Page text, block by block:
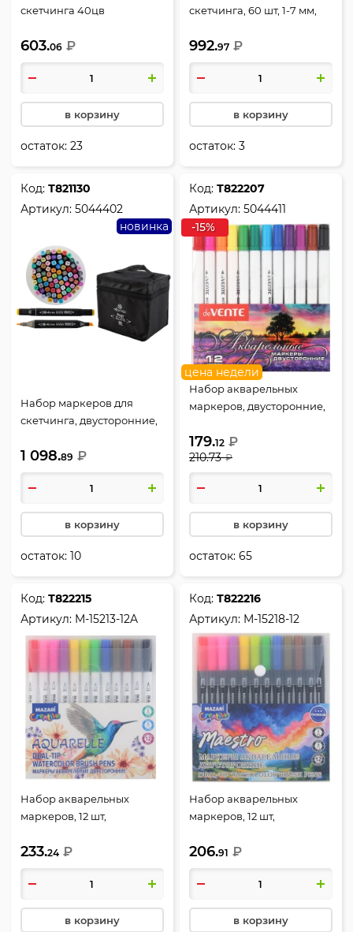
скетчинга 40цв
пулевидный/скошенный
Attomex Enjoy 5044400
603.06 ₽
в корзину
остаток:23
скетчинга, 60 шт, 1-7 мм,
Mazari, M-6072-60
992.97 ₽
в корзину
остаток:3
Код:Т821130
Артикул:5044402
новинка
Набор маркеров для
скетчинга, двусторонние,
скошенный, Enjoy,
Attomex, 5044402
1 098.89 ₽
в корзину
остаток:10
Код:Т822207
Артикул:5044411
-15%
цена недели
Набор акварельных
маркеров, двусторонние,
кистевидный/
капиллярный, deVENTE,
5044411
179.12 ₽
210.73 ₽
в корзину
остаток:65
Код:Т822215
Артикул: M-15213-12A
Набор акварельных
маркеров, 12 шт,
Aquarelle, Mazari, M-15213-
12A
233.24 ₽
в корзину
Код:Т822216
Артикул: M-15218-12
Набор акварельных
маркеров, 12 шт,
Maestro, Mazari, M-15218-12
206.91 ₽
в корзину